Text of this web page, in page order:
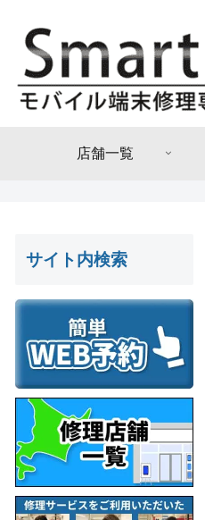
店舗一覧
サイト内検索